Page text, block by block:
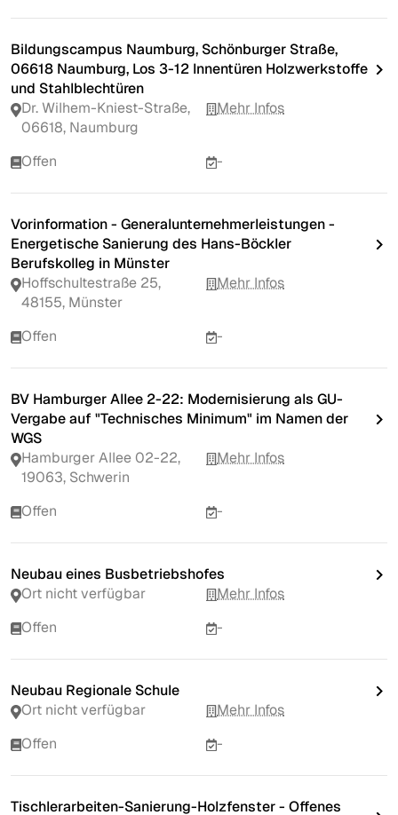
Bildungscampus Naumburg, Schönburger Straße,
06618 Naumburg, Los 3-12 Innentüren Holzwerkstoffe
und Stahlblechtüren
Dr. Wilhem-Kniest-Straße,
06618, Naumburg
Mehr Infos
Offen -
Vorinformation - Generalunternehmerleistungen -
Energetische Sanierung des Hans-Böckler
Berufskolleg in Münster
Hoffschultestraße 25,
48155, Münster
Mehr Infos
Offen -
BV Hamburger Allee 2-22: Modernisierung als GU-
Vergabe auf "Technisches Minimum" im Namen der
WGS
Hamburger Allee 02-22,
19063, Schwerin
Mehr Infos
Offen -
Neubau eines Busbetriebshofes
Ort nicht verfügbar
Mehr Infos
Offen
-
Neubau Regionale Schule
Ort nicht verfügbar
Mehr Infos
Offen
-
Tischlerarbeiten-Sanierung-Holzfenster - Offenes